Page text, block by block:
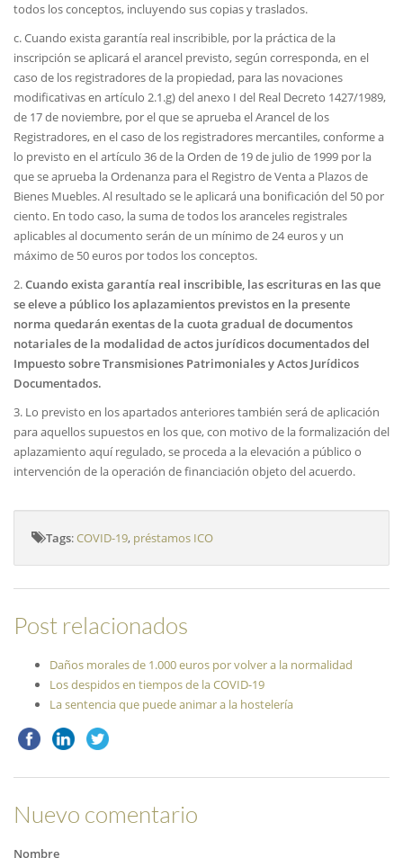
todos los conceptos, incluyendo sus copias y traslados.
c. Cuando exista garantía real inscribible, por la práctica de la
inscripción se aplicará el arancel previsto, según corresponda, en el
caso de los registradores de la propiedad, para las novaciones
modificativas en artículo 2.1.g) del anexo I del Real Decreto 1427/1989,
de 17 de noviembre, por el que se aprueba el Arancel de los
Registradores, en el caso de los registradores mercantiles, conforme a
lo previsto en el artículo 36 de la Orden de 19 de julio de 1999 por la
que se aprueba la Ordenanza para el Registro de Venta a Plazos de
Bienes Muebles. Al resultado se le aplicará una bonificación del 50 por
ciento. En todo caso, la suma de todos los aranceles registrales
aplicables al documento serán de un mínimo de 24 euros y un
máximo de 50 euros por todos los conceptos.
2.Cuando exista garantía real inscribible, las escrituras en las que
se eleve a público los aplazamientos previstos en la presente
norma quedarán exentas de la cuota gradual de documentos
notariales de la modalidad de actos jurídicos documentados del
Impuesto sobre Transmisiones Patrimoniales y Actos Jurídicos
Documentados.
3. Lo previsto en los apartados anteriores también será de aplicación
para aquellos supuestos en los que, con motivo de la formalización del
aplazamiento aquí regulado, se proceda a la elevación a público o
intervención de la operación de financiación objeto del acuerdo.
Tags:COVID-19, préstamos ICO
Post relacionados
Daños morales de 1.000 euros por volver a la normalidad
Los despidos en tiempos de la COVID-19
La sentencia que puede animar a la hostelería
Nuevo comentario
Nombre